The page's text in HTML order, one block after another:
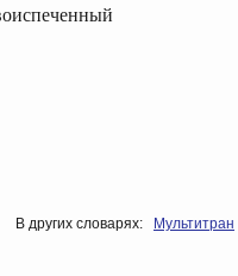
В других словарях: Мультитран